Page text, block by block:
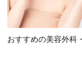
おすすめの美容外科